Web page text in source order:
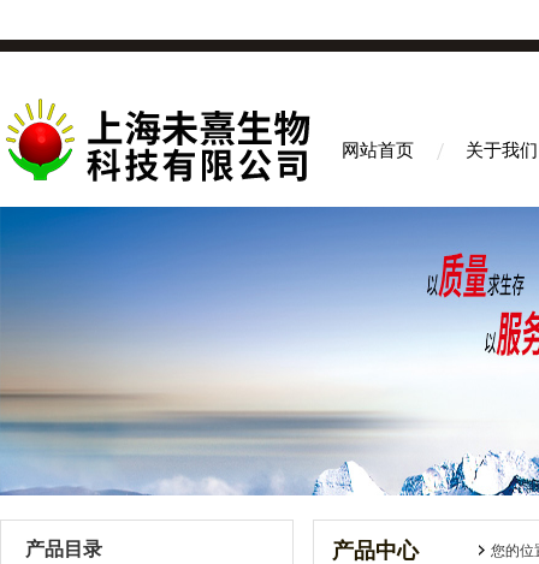
网站首页 关于我们
产品目录 产品中心 您的位